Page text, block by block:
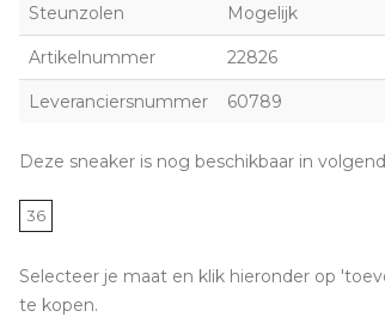
Steunzolen Mogelijk
Artikelnummer 22826
Leveranciersnummer 60789
Deze sneaker is nog beschikbaar in
36
Selecteer je maat en klik hieronder op
te kopen.